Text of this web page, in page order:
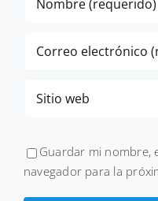
Guardar mi nombre,
navegador para la